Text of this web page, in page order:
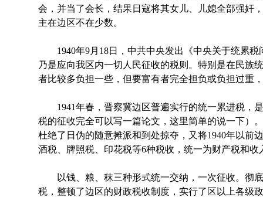
会，并当了会长，结果日寇将其女儿、儿媳全部强奸
主在边区不在少数。
1940年9月18日，中共中央发出《中央关于统累税
乃是应向我区内一切人民征收的税则。特别是在民族
者比较多负担一些，但要富有者完全担负或负担过重
1941年春，晋察冀边区普遍实行的统一累进税，
税的征收完全可以写一篇论文，这里简单的说一下）
杜绝了日伪的随意摊派和到处掠夺，又将1940年以前
酒税、牌照税、印花税等6种税收，统一为财产税和收
以钱、粮、秣三种形式统一交纳，一次征收。彻底
税，整顿了边区的财政税收制度，实行了区以上各级